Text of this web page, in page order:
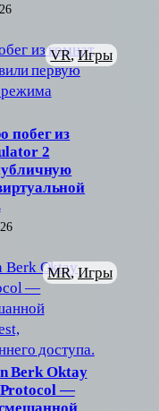
побег из
2
VR, Игры
Berk Oktay
Protocol —
MR, Игры